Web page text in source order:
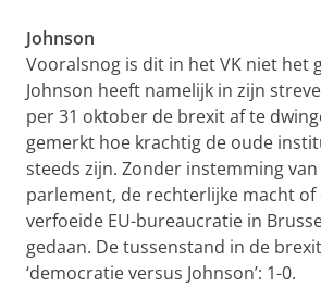
Johnson
Vooralsnog is dit in het VK niet het
Johnson heeft namelijk in zijn
per 31 oktober de brexit af te
gemerkt hoe krachtig de oude
steeds zijn. Zonder instemming
parlement, de rechterlijke macht of
verfoeide EU-bureaucratie in
gedaan. De tussenstand in de
‘democratie versus Johnson’: 1-0.